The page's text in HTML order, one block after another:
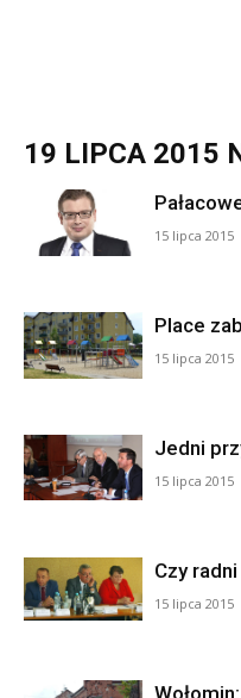
19 LIPCA 2015
15 lipca 2015
Place
15 lipca 2015
Jedni
15 lipca 2015
Czy
15 lipca 2015